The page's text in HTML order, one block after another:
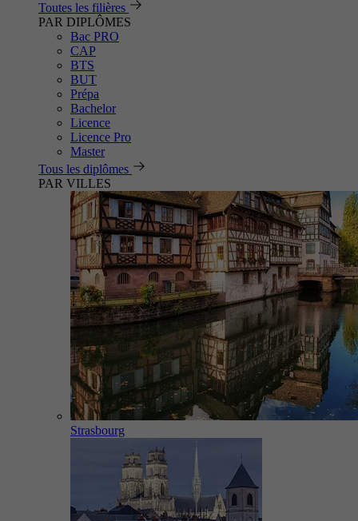
Toutes les filières
PAR DIPLÔMES
Bac PRO
CAP
BTS
BUT
Prépa
Bachelor
Licence
Licence Pro
Master
Tous les diplômes
PAR VILLES
Strasbourg